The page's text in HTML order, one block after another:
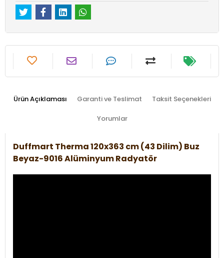
Ürün Açıklaması Garanti ve Teslimat Taksit Seçenekleri
Yorumlar
Duffmart Therma 120x363 cm (43 Dilim) Buz
Beyaz-9016 Alüminyum Radyatör